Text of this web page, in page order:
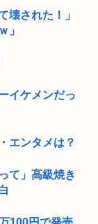
壊された！」
」
イケメンだっ
エンタメは？
て」高級焼き